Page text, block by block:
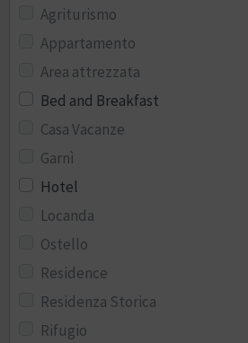
Agriturismo
Appartamento
Area attrezzata
Bed and Breakfast
Casa Vacanze
Garnì
Hotel
Locanda
Ostello
Residence
Residenza Storica
Rifugio